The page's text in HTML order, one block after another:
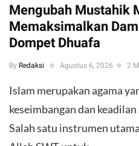
Mengubah Mustahik
Memaksimalkan
Dompet Dhuafa
By Redaksi Agustus 6, 2026 2
Islam merupakan agama
keseimbangan dan
Salah satu instrumen